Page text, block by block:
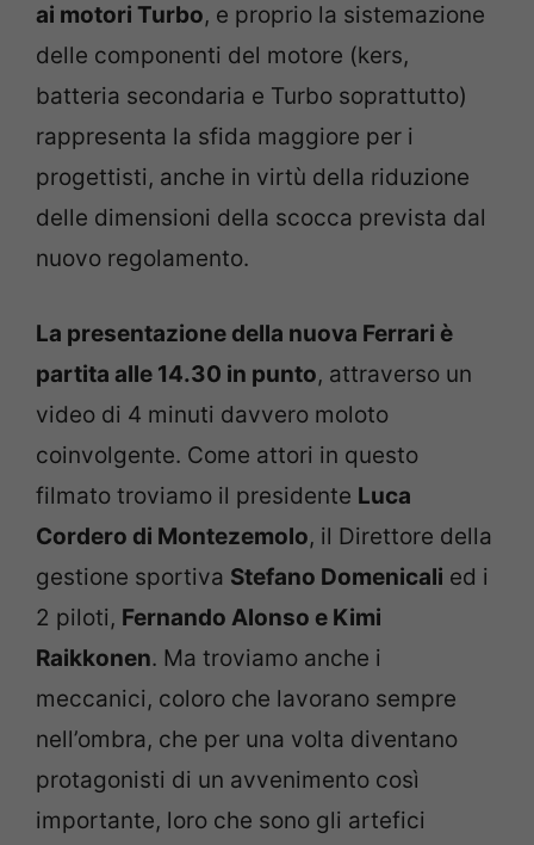
ai motori Turbo, e proprio la sistemazione
delle componenti del motore (kers,
batteria secondaria e Turbo soprattutto)
rappresenta la sfida maggiore per i
progettisti, anche in virtù della riduzione
delle dimensioni della scocca prevista dal
nuovo regolamento.
La presentazione della nuova Ferrari è
partita alle 14.30 in punto, attraverso un
video di 4 minuti davvero moloto
coinvolgente. Come attori in questo
filmato troviamo il presidente Luca
Cordero di Montezemolo, il Direttore della
gestione sportiva Stefano Domenicali ed i
2 piloti, Fernando Alonso e Kimi
Raikkonen. Ma troviamo anche i
meccanici, coloro che lavorano sempre
nell’ombra, che per una volta diventano
protagonisti di un avvenimento così
importante, loro che sono gli artefici